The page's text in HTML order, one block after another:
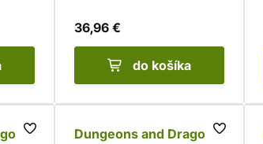
36,96 €
do košíka
Dungeons and Dragons